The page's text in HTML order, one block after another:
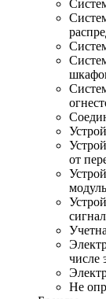
от
числе
Не